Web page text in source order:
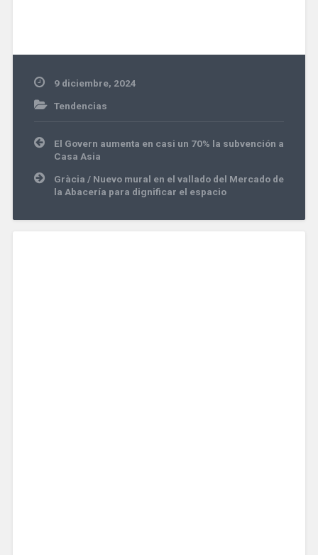
9 diciembre, 2024
Tendencias
Navegación
de
entradas
El Govern aumenta en casi un 70% la subvención a
Casa Asia
Gràcia / Nuevo mural en el vallado del Mercado de
la Abacería para dignificar el espacio